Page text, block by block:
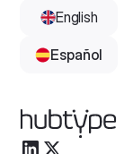
English
Español